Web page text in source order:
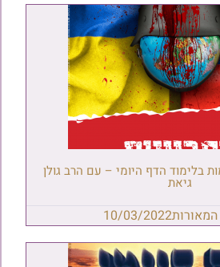
בלימוד הדף היומי – עם הרב גולן
גיאת
10/03/2022